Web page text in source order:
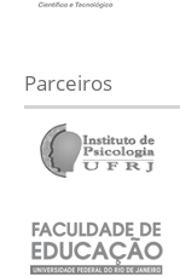
Parceiros